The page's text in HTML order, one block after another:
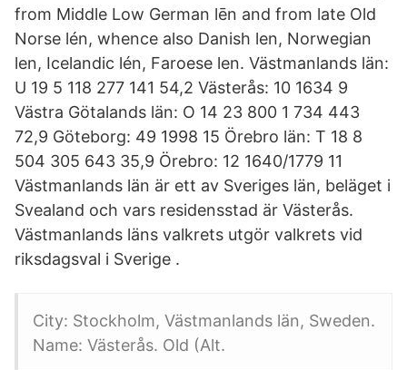
from Middle Low German lēn and from late Old
Norse lén, whence also Danish len, Norwegian
len, Icelandic lén, Faroese len. Västmanlands län:
U 19 5 118 277 141 54,2 Västerås: 10 1634 9
Västra Götalands län: O 14 23 800 1 734 443
72,9 Göteborg: 49 1998 15 Örebro län: T 18 8
504 305 643 35,9 Örebro: 12 1640/1779 11
Västmanlands län är ett av Sveriges län, beläget i
Svealand och vars residensstad är Västerås.
Västmanlands läns valkrets utgör valkrets vid
riksdagsval i Sverige .
City: Stockholm, Västmanlands län, Sweden.
Name: Västerås. Old (Alt.